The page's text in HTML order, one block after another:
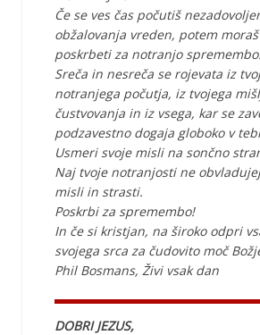
Če se ves čas počutiš
obžalovanja vreden, potem
poskrbeti za notranjo spremembo.
Sreča in nesreča se rojevata iz
notranjega počutja, iz tvojega
čustvovanja in iz vsega, kar se
podzavestno dogaja globoko v
Usmeri svoje misli na sončno
Naj tvoje notranjosti ne
misli in strasti.
Poskrbi za spremembo!
In če si kristjan, na široko odpri
svojega srca za čudovito moč
Phil Bosmans, Živi vsak dan
DOBRI JEZUS,